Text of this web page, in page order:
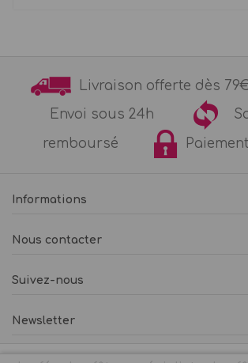
Livraison offerte dès
Envoi sous 24h
remboursé
Informations
Nous contacter
Suivez-nous
Newsletter